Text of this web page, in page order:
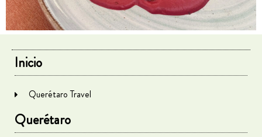
Inicio
Querétaro Travel
Querétaro